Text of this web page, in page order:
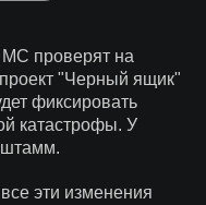
проверят на
"Черный ящик"
фиксировать
катастрофы. У
штамм.
эти изменения